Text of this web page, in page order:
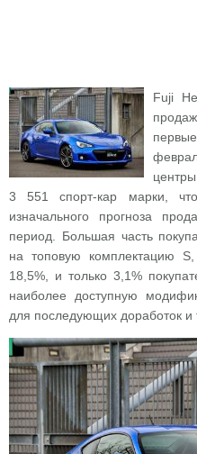
Fuji
3 551 спорт-кар марки,
изначального прогноза
период. Большая часть
на топовую комплектацию
18,5%, и только 3,1%
наиболее доступную
для последующих доработок и